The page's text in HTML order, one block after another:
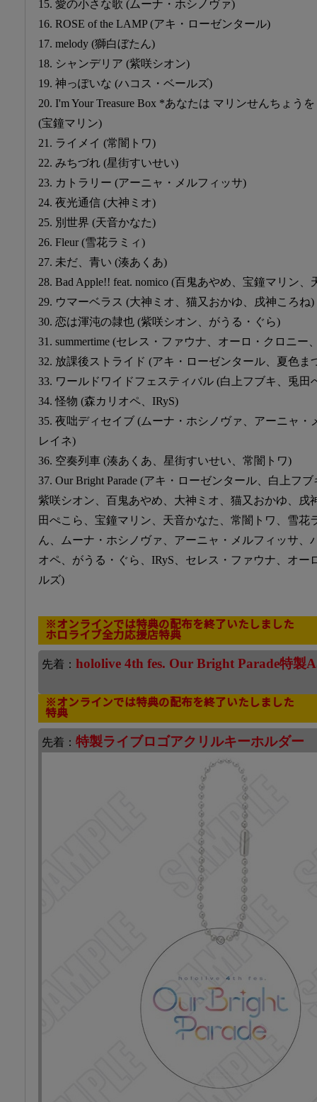
15. 愛の小さな歌 (ムーナ・ホシノヴァ)
16. ROSE of the LAMP (アキ・ローゼンタール)
17. melody (獅白ぼたん)
18. シャンデリア (紫咲シオン)
19. 神っぽいな (ハコス・ベールズ)
20. I'm Your Treasure Box *あなたは マリンせんちょう
(宝鐘マリン)
21. ライメイ (常闇トワ)
22. みちづれ (星街すいせい)
23. カトラリー (アーニャ・メルフィッサ)
24. 夜光通信 (大神ミオ)
25. 別世界 (天音かなた)
26. Fleur (雪花ラミィ)
27. 未だ、青い (湊あくあ)
28. Bad Apple!! feat. nomico (百鬼あやめ、宝鐘マリン、
29. ウマーベラス (大神ミオ、猫又おかゆ、戌神ころね)
30. 恋は渾沌の隷也 (紫咲シオン、がうる・ぐら)
31. summertime (セレス・ファウナ、オーロ・クロニー
32. 放課後ストライド (アキ・ローゼンタール、夏色ま
33. ワールドワイドフェスティバル (白上フブキ、兎田
34. 怪物 (森カリオペ、IRyS)
35. 夜咄ディセイブ (ムーナ・ホシノヴァ、アーニャ・
レイネ)
36. 空奏列車 (湊あくあ、星街すいせい、常闇トワ)
37. Our Bright Parade (アキ・ローゼンタール、白上フ
紫咲シオン、百鬼あやめ、大神ミオ、猫又おかゆ、戌
田ぺこら、宝鐘マリン、天音かなた、常闇トワ、雪花
ん、ムーナ・ホシノヴァ、アーニャ・メルフィッサ、
オペ、がうる・ぐら、IRyS、セレス・ファウナ、オー
ルズ)
※オンラインでは特典の配布を終了いたしました
ホロライブ全力応援店特典
先着： hololive 4th fes. Our Bright Parade特製
※オンラインでは特典の配布を終了いたしました
特典
先着： 特製ライブロゴアクリルキーホルダー